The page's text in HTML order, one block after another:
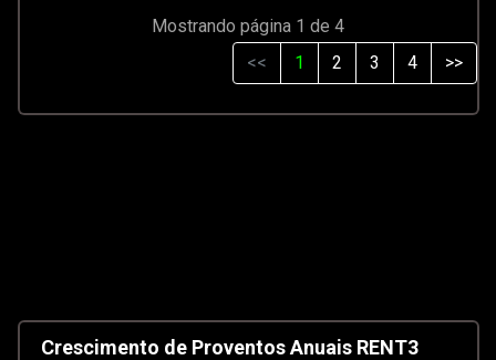
Mostrando página 1 de 4
<<
1 2 3 4 >>
Crescimento de Proventos Anuais RENT3